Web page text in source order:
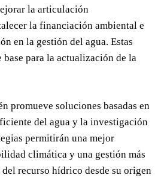
la articulación
la financiación ambiental e
en la gestión del agua. Estas
para la actualización de la
promueve soluciones basadas en
del agua y la investigación
permitirán una mejor
climática y una gestión más
recurso hídrico desde su origen